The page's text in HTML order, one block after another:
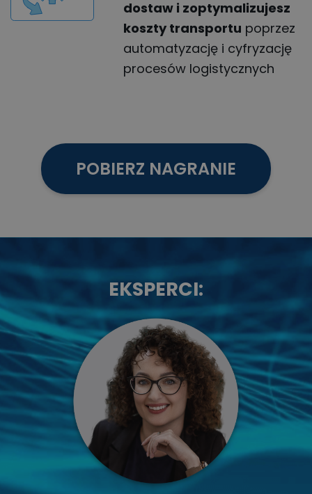
dostaw i zoptymalizujesz
koszty transportu poprzez
automatyzację i cyfryzację
procesów logistycznych
POBIERZ NAGRANIE
EKSPERCI: